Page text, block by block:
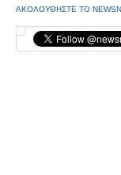
ΑΚΟΛΟΥΘΗΣΤΕ ΤΟ